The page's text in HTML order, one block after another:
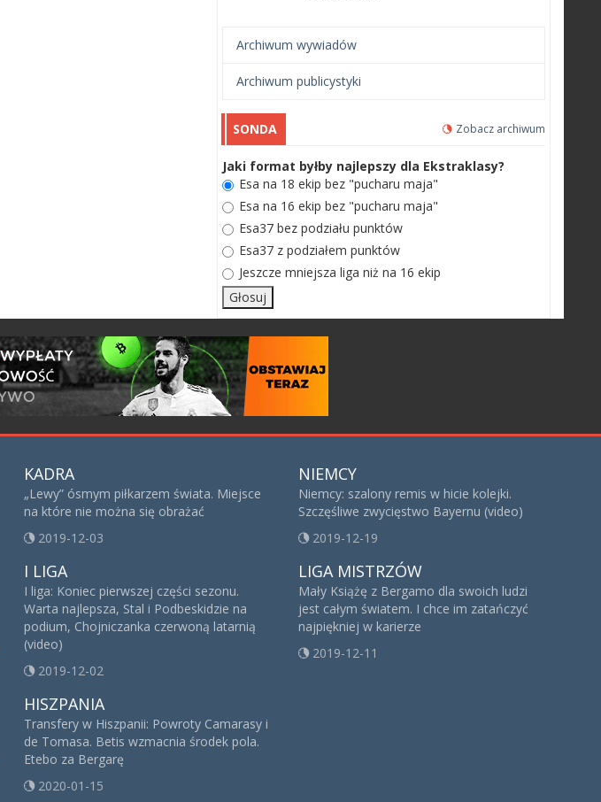
Archiwum wywiadów
Archiwum publicystyki
SONDA Zobacz archiwum
Jaki format byłby najlepszy dla Ekstraklasy?
Esa na 18 ekip bez "pucharu maja"
Esa na 16 ekip bez "pucharu maja"
Esa37 bez podziału punktów
Esa37 z podziałem punktów
Jeszcze mniejsza liga niż na 16 ekip
KADRA
„Lewy” ósmym piłkarzem świata. Miejsce
na które nie można się obrażać
2019-12-03
I LIGA
I liga: Koniec pierwszej części sezonu.
Warta najlepsza, Stal i Podbeskidzie na
podium, Chojniczanka czerwoną latarnią
(video)
2019-12-02
HISZPANIA
Transfery w Hiszpanii: Powroty Camarasy i
de Tomasa. Betis wzmacnia środek pola.
Etebo za Bergarę
2020-01-15
NIEMCY
Niemcy: szalony remis w hicie kolejki.
Szczęśliwe zwycięstwo Bayernu (video)
2019-12-19
LIGA MISTRZÓW
Mały Książę z Bergamo dla swoich ludzi
jest całym światem. I chce im zatańczyć
najpiękniej w karierze
2019-12-11